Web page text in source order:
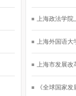
上海政法学院
上海外国语大
上海市发展改
《全球国家